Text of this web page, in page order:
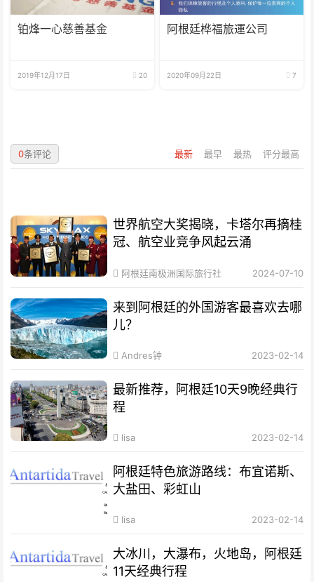
铂烽一心慈善基金
2019年12月17日 20
阿根廷桦福旅運公司
2020年09月22日 7
最新 最早 最热 评分最高
0条评论
世界航空大奖揭晓，卡塔尔再摘桂
冠、航空业竞争风起云涌
阿根廷南极洲国际旅行社 2024-07-10
来到阿根廷的外国游客最喜欢去哪
儿？
Andres钟 2023-02-14
最新推荐，阿根廷10天9晚经典行
程
lisa 2023-02-14
阿根廷特色旅游路线：布宜诺斯、
大盐田、彩虹山
lisa 2023-02-14
大冰川，大瀑布，火地岛，阿根廷
11天经典行程